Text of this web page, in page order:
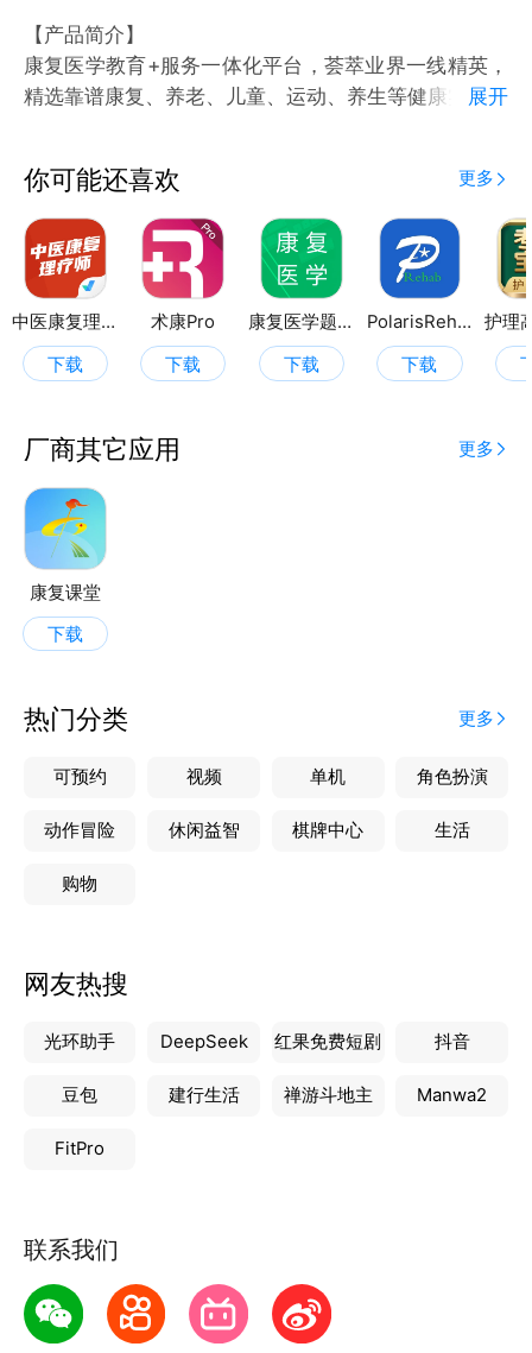
【产品简介】
康复医学教育+服务一体化平台，荟萃业界一线精英，
精选靠谱康复、养老、儿童、运动、养生等健康实用信
康圈：康复人自己的圈子，汇聚康复从业者(PT、OT、
ST、理疗、临床康复、康复护理、养老敬老等工作
者、康复学生及医学教育工作者、健身教练等)，畅通
交流临床康复、康复医学、康复治疗技术。你想要的，
这里都有！
资讯：康复、运动、养生、养老、儿童等健康资讯，每
日精选，营养每一天！
知，和好友实时语音交流。康复人专属交流工具！
发现：探索全新的康复世界：查看周边用户、周边帖
子、查看网友发帖位置，还能分享给更多好友！
【联系方式】
感谢您体验康复医学网，使用中有任何问题均可通过以
下方式进行反馈：
客服微信/QQ号：721786001
微信公众号：cnkfyx
粉丝QQ群：199395912
官网：http://www.kfyx.cn
展开
你可能还喜欢 更多
中医康复理疗师考试聚题库
下载
术康Pro
下载
康复医学题库
下载
PolarisRehab
下载
厂商其它应用 更多
康复课堂
下载
热门分类 更多
可预约 视频 单机 角色扮演
动作冒险 休闲益智 棋牌中心 生活
购物
网友热搜
光环助手 DeepSeek 红果免费短剧 抖音
豆包 建行生活 禅游斗地主 Manwa2
FitPro
联系我们